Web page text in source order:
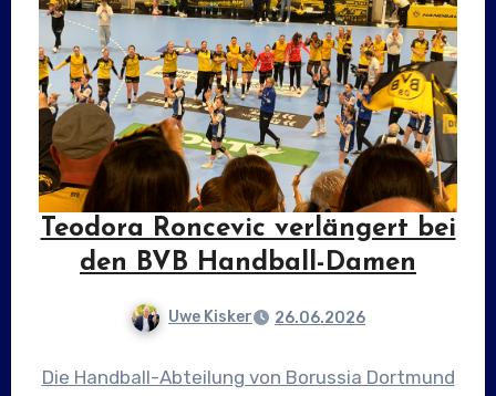
Teodora Roncevic verlängert bei
den BVB Handball-Damen
Uwe Kisker 26.06.2026
Die Handball-Abteilung von Borussia Dortmund